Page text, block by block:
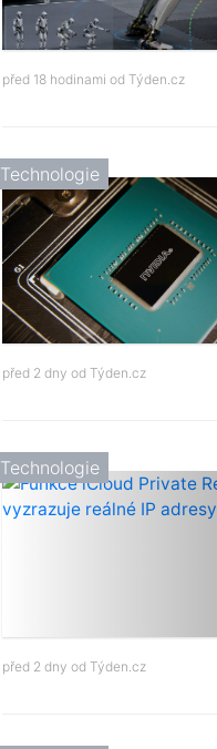
před 18 hodinami od Týden.cz
Technologie
před 2 dny od Týden.cz
Technologie
před 2 dny od Týden.cz